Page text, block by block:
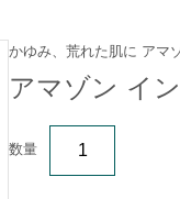
かゆみ、荒れた肌に アマ
アマゾン イ
数量